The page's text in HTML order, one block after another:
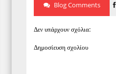
Blog Comments
Δεν υπάρχουν σχόλια:
Δημοσίευση σχολίου